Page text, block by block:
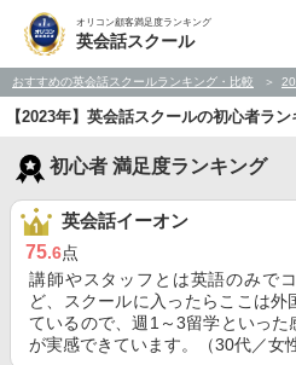
オリコン顧客満足度ランキング
英会話スクール
おすすめの英会話スクールランキング・比較
【2023年】英会話スクールの初心者ラ
初心者 満足度ランキング
英会話イーオン
75.6点
講師やスタッフとは英語のみで
ど、スクールに入ったらここは
ているので、週1～3留学といっ
が実感できています。（30代／女性